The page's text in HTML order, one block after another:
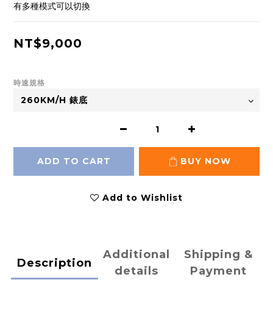
有多種模式可以切換
NT$9,000
時速規格
ADD TO CART BUY NOW
Add to Wishlist
Description
Additional
details
Shipping &
Payment